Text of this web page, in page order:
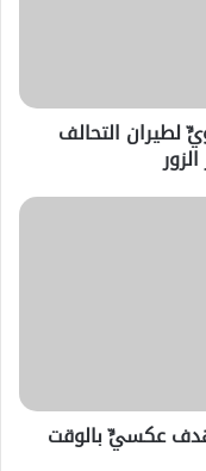
التحالف
عكسيٍّ بالوقت